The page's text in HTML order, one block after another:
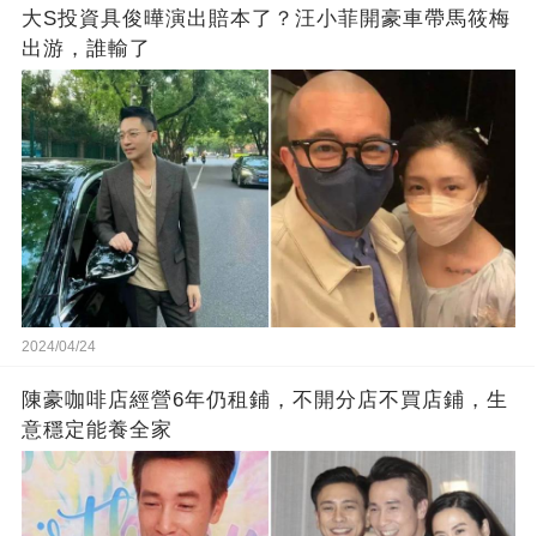
大S投資具俊曄演出賠本了？汪小菲開豪車帶馬筱梅
出游，誰輸了
2024/04/24
陳豪咖啡店經營6年仍租鋪，不開分店不買店鋪，生
意穩定能養全家